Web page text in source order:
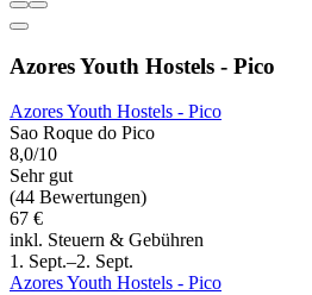
Azores Youth Hostels - Pico
Azores Youth Hostels - Pico
Sao Roque do Pico
8,0/10
Sehr gut
(44 Bewertungen)
67 €
inkl. Steuern & Gebühren
1. Sept.–2. Sept.
Azores Youth Hostels - Pico